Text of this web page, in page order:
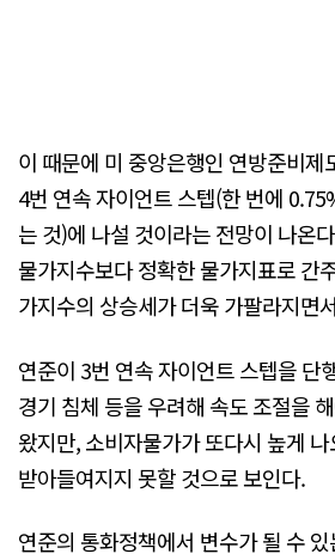
이 때문에 미 중앙은행인 연방준비제
4번 연속 자이언트 스텝(한 번에
는 것)에 나설 것이라는 전망이 나온
물가지수보다 정확한 물가지표로 간
가지수의 상승세가 더욱 가팔라지면
연준이 3번 연속 자이언트 스텝을 단
경기 침체 등을 우려해 속도 조절을
왔지만, 소비자물가가 또다시 높게
받아들여지지 못할 것으로 보인다.
연준의 통화정책에서 변수가 될 수